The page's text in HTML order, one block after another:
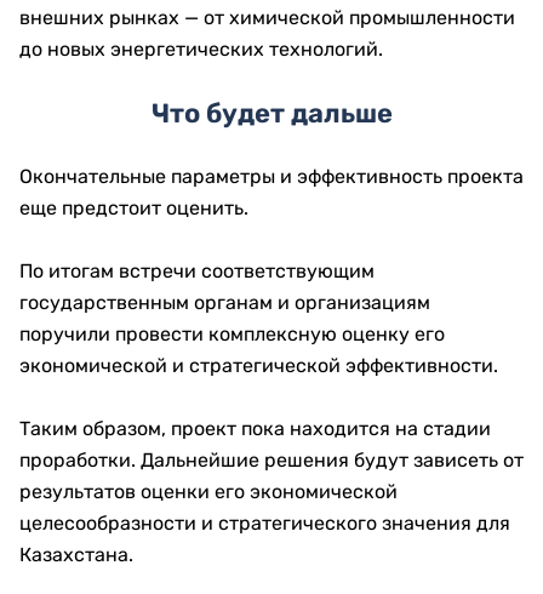
внешних рынках — от химической промышленности
до новых энергетических технологий.
Что будет дальше
Окончательные параметры и эффективность проекта
еще предстоит оценить.
По итогам встречи соответствующим
государственным органам и организациям
поручили провести комплексную оценку его
экономической и стратегической эффективности.
Таким образом, проект пока находится на стадии
проработки. Дальнейшие решения будут зависеть от
результатов оценки его экономической
целесообразности и стратегического значения для
Казахстана.